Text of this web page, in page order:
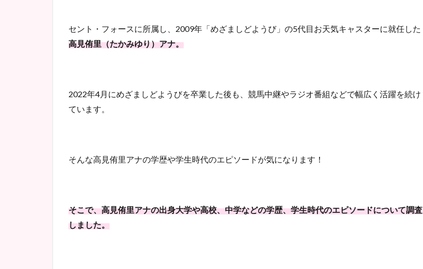
セント・フォースに所属し、2009年「めざましどようび」の5代目お天気キャスターに就任した
高見侑里（たかみゆり）アナ。
2022年4月にめざましどようびを卒業した後も、競馬中継やラジオ番組などで幅広く活躍を続け
ています。
そんな高見侑里アナの学歴や学生時代のエピソードが気になります！
そこで、高見侑里アナの出身大学や高校、中学などの学歴、学生時代のエピソードについて調査
しました。